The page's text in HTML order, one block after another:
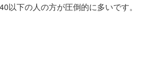
以下の人の方が圧倒的に多いです。